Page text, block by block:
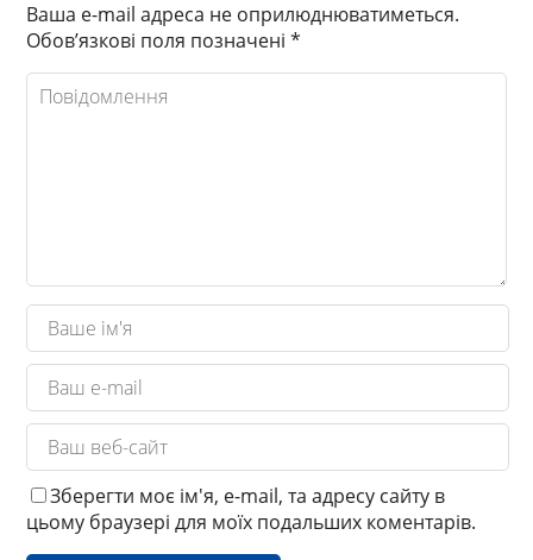
Ваша e-mail адреса не оприлюднюватиметься.
Обов’язкові поля позначені*
Зберегти моє ім'я, e-mail, та адресу сайту в
цьому браузері для моїх подальших коментарів.